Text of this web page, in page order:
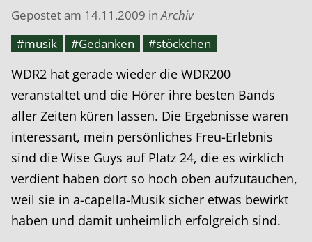
Gepostet am 14.11.2009 inArchiv
#musik
#Gedanken
#stöckchen
WDR2 hat gerade wieder die WDR200
veranstaltet und die Hörer ihre besten Bands
aller Zeiten küren lassen. Die Ergebnisse waren
interessant, mein persönliches Freu-Erlebnis
sind die Wise Guys auf Platz 24, die es wirklich
verdient haben dort so hoch oben aufzutauchen,
weil sie in a-capella-Musik sicher etwas bewirkt
haben und damit unheimlich erfolgreich sind.